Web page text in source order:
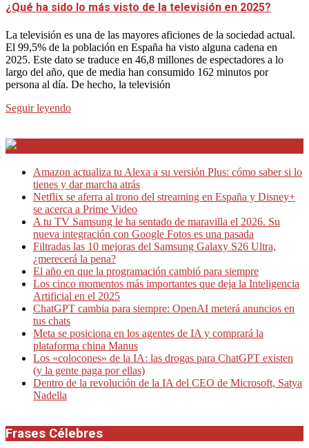
¿Qué ha sido lo más visto de la televisión en 2025?
La televisión es una de las mayores aficiones de la sociedad actual.
El 99,5% de la población en España ha visto alguna cadena en
2025. Este dato se traduce en 46,8 millones de espectadores a lo
largo del año, que de media han consumido 162 minutos por
persona al día. De hecho, la televisión
Seguir leyendo
Amazon actualiza tu Alexa a su versión Plus: cómo saber si lo
tienes y dar marcha atrás
Netflix se aferra al trono del streaming en España y Disney+
se acerca a Prime Video
A tu TV Samsung le ha sentado de maravilla el 2026. Su
nueva integración con Google Fotos es una pasada
Filtradas las 10 mejoras del Samsung Galaxy S26 Ultra,
¿merecerá la pena?
El año en que la programación cambió para siempre
Los cinco momentos más importantes que deja la Inteligencia
Artificial en el 2025
ChatGPT cambia para siempre: OpenAI meterá anuncios en
tus chats
Meta se posiciona en los agentes de IA y comprará la
plataforma china Manus
Los «colocones» de la IA: las drogas para ChatGPT existen
(y la gente paga por ellas)
Dentro de la revolución de la IA del CEO de Microsoft, Satya
Nadella
Frases Célebres